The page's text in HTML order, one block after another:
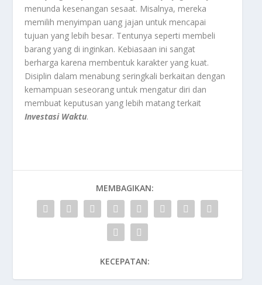
menunda kesenangan sesaat. Misalnya, mereka
memilih menyimpan uang jajan untuk mencapai
tujuan yang lebih besar. Tentunya seperti membeli
barang yang di inginkan. Kebiasaan ini sangat
berharga karena membentuk karakter yang kuat.
Disiplin dalam menabung seringkali berkaitan dengan
kemampuan seseorang untuk mengatur diri dan
membuat keputusan yang lebih matang terkait
Investasi Waktu.
MEMBAGIKAN:
KECEPATAN: